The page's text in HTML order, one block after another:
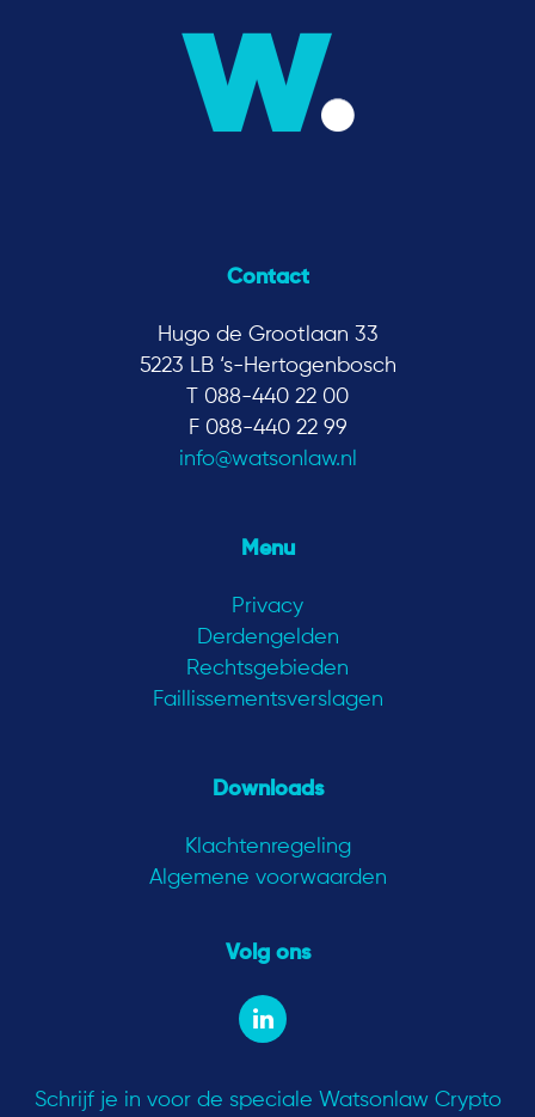
Contact
Hugo de Grootlaan 33
5223 LB ‘s-Hertogenbosch
T 088-440 22 00
F 088-440 22 99
info@watsonlaw.nl
Menu
Privacy
Derdengelden
Rechtsgebieden
Faillissementsverslagen
Downloads
Klachtenregeling
Algemene voorwaarden
Volg ons
Schrijf je in voor de speciale Watsonlaw Crypto